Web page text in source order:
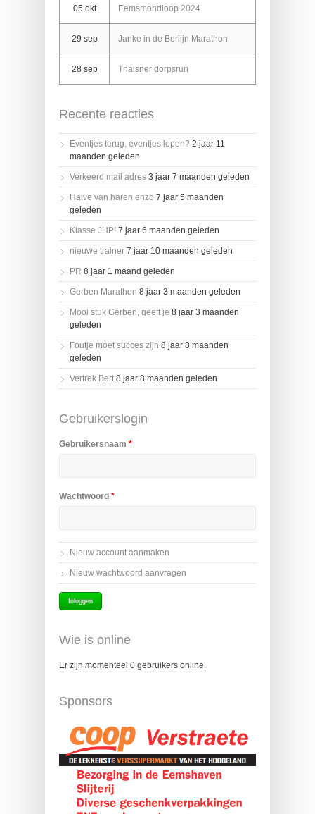
05 okt Eemsmondloop 2024
29 sep Janke in de Berlijn Marathon
28 sep Thaisner dorpsrun
Recente reacties
Eventjes terug, eventjes lopen? 2 jaar 11
maanden geleden
Verkeerd mail adres 3 jaar 7 maanden geleden
Halve van haren enzo 7 jaar 5 maanden
geleden
Klasse JHP! 7 jaar 6 maanden geleden
nieuwe trainer 7 jaar 10 maanden geleden
PR 8 jaar 1 maand geleden
Gerben Marathon 8 jaar 3 maanden geleden
Mooi stuk Gerben, geeft je 8 jaar 3 maanden
geleden
Foutje moet succes zijn 8 jaar 8 maanden
geleden
Vertrek Bert 8 jaar 8 maanden geleden
Gebruikerslogin
Gebruikersnaam *
Wachtwoord *
Nieuw account aanmaken
Nieuw wachtwoord aanvragen
Wie is online
Er zijn momenteel 0 gebruikers online.
Sponsors